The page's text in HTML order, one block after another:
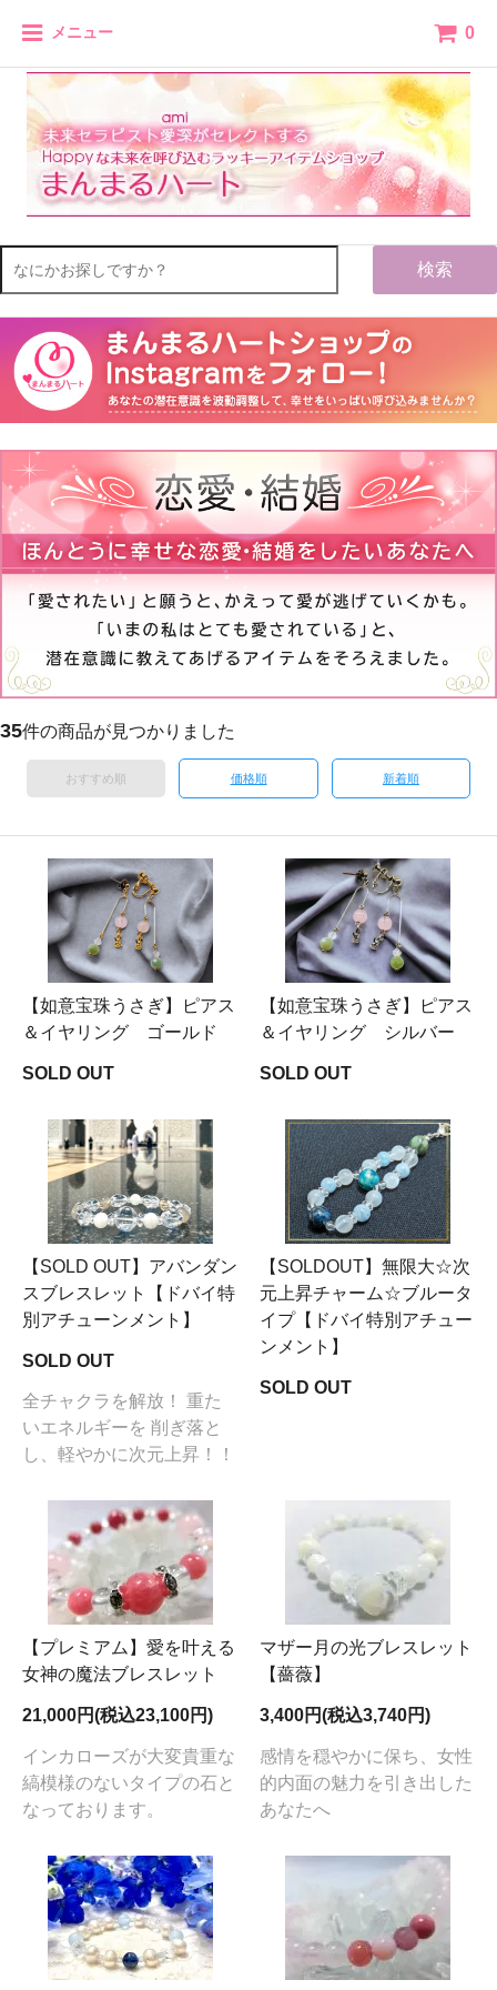
メニュー 0
検索
35件の商品が見つかりました
おすすめ順 価格順 新着順
【如意宝珠うさぎ】ピアス
＆イヤリング ゴールド
SOLD OUT
【如意宝珠うさぎ】ピアス
＆イヤリング シルバー
SOLD OUT
【SOLD OUT】アバンダン
スブレスレット【ドバイ特
別アチューンメント】
SOLD OUT
全チャクラを解放！ 重た
いエネルギーを 削ぎ落と
し、軽やかに次元上昇！！
【SOLDOUT】無限大☆次
元上昇チャーム☆ブルータ
イプ【ドバイ特別アチュー
ンメント】
SOLD OUT
【プレミアム】愛を叶える
女神の魔法ブレスレット
21,000円(税込23,100円)
インカローズが大変貴重な
縞模様のないタイプの石と
なっております。
マザー月の光ブレスレット
【薔薇】
3,400円(税込3,740円)
感情を穏やかに保ち、女性
的内面の魅力を引き出した
あなたへ